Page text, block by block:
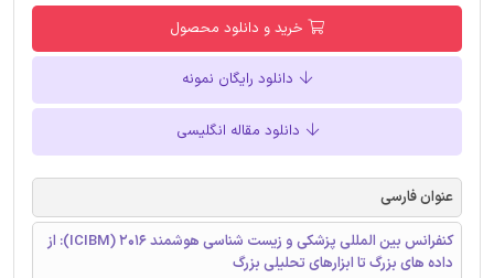
خرید و دانلود محصول
دانلود رایگان نمونه
دانلود مقاله انگلیسی
عنوان فارسی
کنفرانس بین المللی پزشکی و زیست شناسی هوشمند ICIBM) 2016): از
داده های بزرگ تا ابزارهای تحلیلی بزرگ